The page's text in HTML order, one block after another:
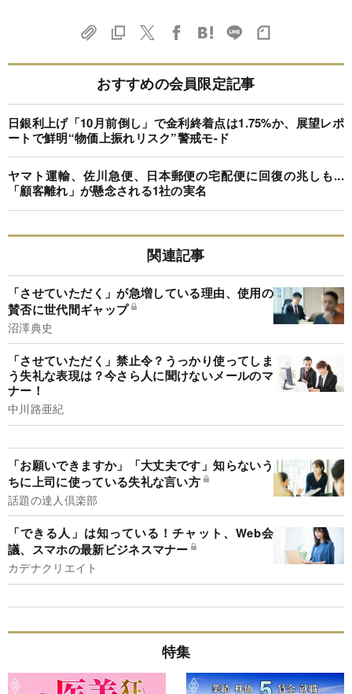
おすすめの会員限定記事
日銀利上げ「10月前倒し」で金利終着点は1.75%か、展望レポ
ートで鮮明“物価上振れリスク”警戒モ-ド
ヤマト運輸、佐川急便、日本郵便の宅配便に回復の兆しも...
「顧客離れ」が懸念される1社の実名
関連記事
「させていただく」が急増している理由、使用の
賛否に世代間ギャップ
沼澤典史
「させていただく」禁止令？うっかり使ってしま
う失礼な表現は？今さら人に聞けないメールのマ
ナー！
中川路亜紀
「お願いできますか」「大丈夫です」知らないう
ちに上司に使っている失礼な言い方
話題の達人倶楽部
「できる人」は知っている！チャット、Web会
議、スマホの最新ビジネスマナー
カデナクリエイト
特集